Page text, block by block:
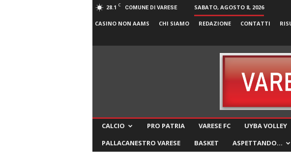
28.1 C COMUNE DI VARESE SABATO, AGOSTO 8, 2026
CASINO NON AAMS CHI SIAMO REDAZIONE CONTATTI
CALCIO PRO PATRIA VARESE FC UYBA VOLLEY
PALLACANESTRO VARESE
BASKET ASPETTANDO…